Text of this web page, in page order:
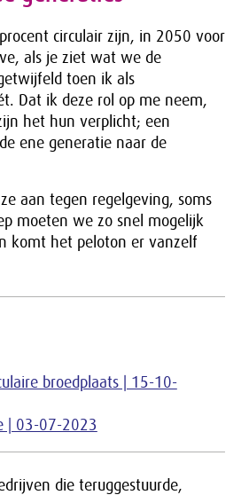
circulair zijn, in 2050 voor
als je ziet wat we de
toen ik als
Dat ik deze rol op me neem,
het hun verplicht; een
ene generatie naar de
aan tegen regelgeving, soms
moeten we zo snel mogelijk
komt het peloton er vanzelf
broedplaats | 15-10-
| 03-07-2023
die teruggestuurde,